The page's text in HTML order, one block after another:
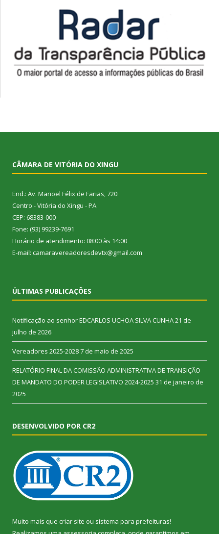
CÂMARA DE VITÓRIA DO XINGU
End.: Av. Manoel Félix de Farias, 720
Centro - Vitória do Xingu - PA
CEP: 68383-000
Fone: (93) 99239-7691
Horário de atendimento: 08:00 às 14:00
E-mail: camaravereadoresdevtx@gmail.com
ÚLTIMAS PUBLICAÇÕES
Notificação ao senhor EDCARLOS UCHOA SILVA CUNHA21 de
julho de 2026
Vereadores 2025-20287 de maio de 2025
RELATÓRIO FINAL DA COMISSÃO ADMINISTRATIVA DE TRANSIÇÃO
DE MANDATO DO PODER LEGISLATIVO 2024-2025 31 de janeiro de
2025
DESENVOLVIDO POR CR2
Muito mais que criar site ou sistema para prefeituras!